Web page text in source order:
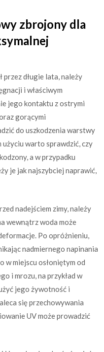
zbrojony dla
przez długie lata, należy
i właściwym
jego kontaktu z ostrymi
gorącymi
do uszkodzenia warstwy
użyciu warto sprawdzić, czy
a w przypadku
je jak najszybciej naprawić,
nadejściem zimy, należy
wewnątrz woda może
Po opróżnieniu,
nadmiernego napinania
w miejscu osłoniętym od
i mrozu, na przykład w
jego żywotność i
się przechowywania
UV może prowadzić